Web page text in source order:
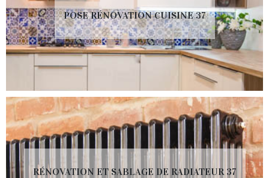
POSE RÉNOVATION CUISINE 37
RÉNOVATION ET SABLAGE DE RADIATEUR 37